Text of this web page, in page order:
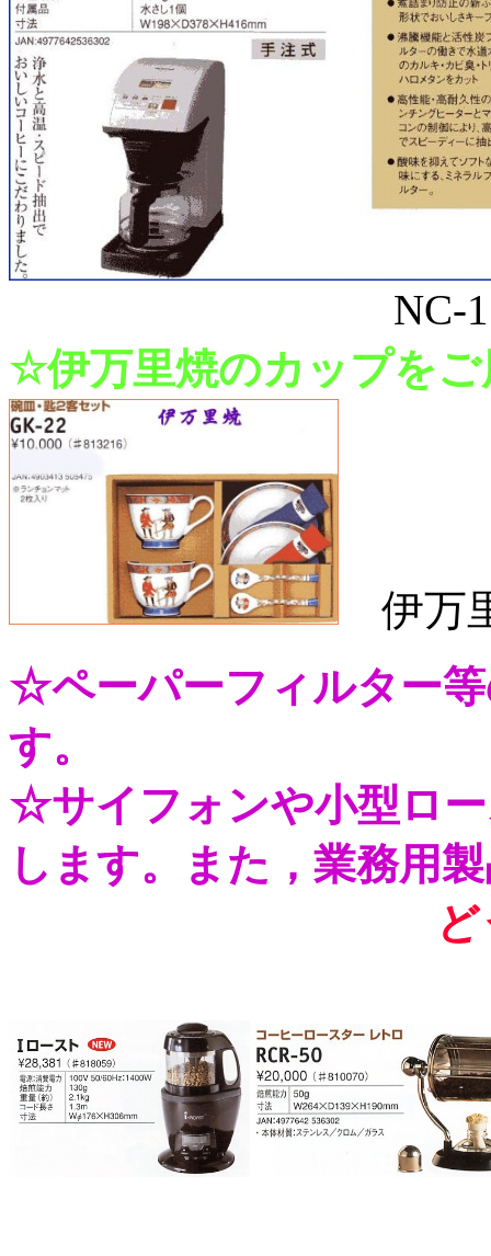
NC-1106 商
☆伊万里焼のカップを
伊万
☆ペーパーフィルター
す。
☆サイフォンや小型ロ
します。また，業務用